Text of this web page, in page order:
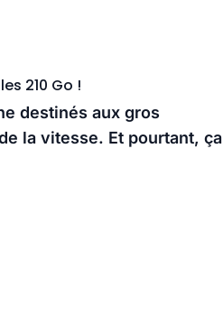
210 Go !
destinés aux gros
la vitesse. Et pourtant, ça